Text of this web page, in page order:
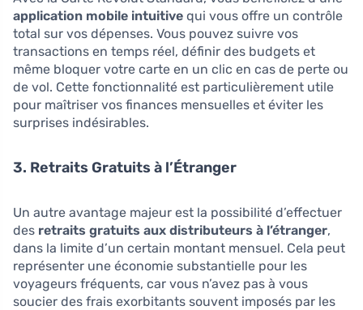
application mobile intuitive qui vous offre un contrôle
total sur vos dépenses. Vous pouvez suivre vos
transactions en temps réel, définir des budgets et
même bloquer votre carte en un clic en cas de perte ou
de vol. Cette fonctionnalité est particulièrement utile
pour maîtriser vos finances mensuelles et éviter les
surprises indésirables.
3. Retraits Gratuits à l’Étranger
Un autre avantage majeur est la possibilité d’effectuer
des retraits gratuits aux distributeurs à l’étranger,
dans la limite d’un certain montant mensuel. Cela peut
représenter une économie substantielle pour les
voyageurs fréquents, car vous n’avez pas à vous
soucier des frais exorbitants souvent imposés par les